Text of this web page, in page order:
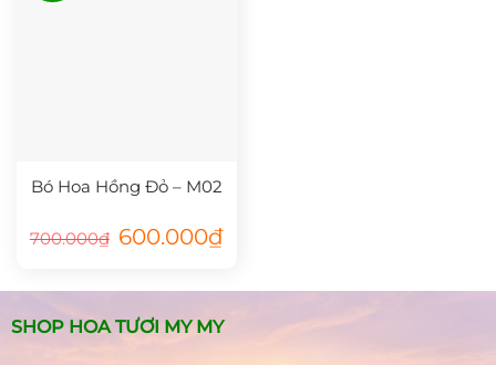
Bó Hoa Hồng Đỏ – M02
700.000₫ Giá
gốc
600.000₫Giá
600.000₫.
SHOP HOA TƯƠI MY MY